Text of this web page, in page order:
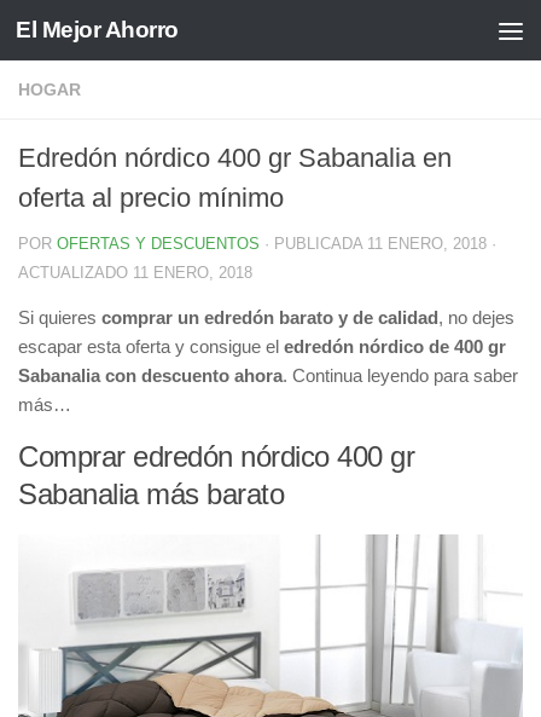
Saltar al contenido
El Mejor Ahorro
HOGAR
Edredón nórdico 400 gr Sabanalia en
oferta al precio mínimo
POR OFERTAS Y DESCUENTOS · PUBLICADA 11 ENERO, 2018 ·
ACTUALIZADO 11 ENERO, 2018
Si quieres comprar un edredón barato y de calidad, no dejes
escapar esta oferta y consigue el edredón nórdico de 400 gr
Sabanalia con descuento ahora. Continua leyendo para saber
más…
Comprar edredón nórdico 400 gr
Sabanalia más barato